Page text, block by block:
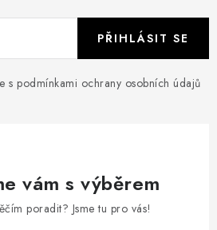
s podmínkami ochrany osobních údajů
PŘIHLÁSIT SE
vám s výběrem
poradit? Jsme tu pro vás!